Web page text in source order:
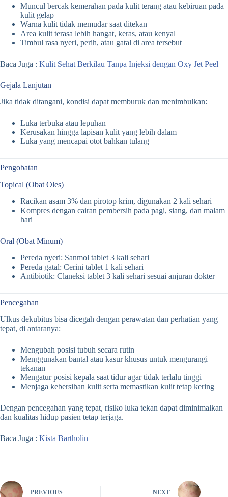
Muncul bercak kemerahan pada kulit terang atau kebiruan pada
kulit gelap
Warna kulit tidak memudar saat ditekan
Area kulit terasa lebih hangat, keras, atau kenyal
Timbul rasa nyeri, perih, atau gatal di area tersebut
Baca Juga : Kulit Sehat Berkilau Tanpa Injeksi dengan Oxy Jet Peel
Gejala Lanjutan
Jika tidak ditangani, kondisi dapat memburuk dan menimbulkan:
Luka terbuka atau lepuhan
Kerusakan hingga lapisan kulit yang lebih dalam
Luka yang mencapai otot bahkan tulang
Pengobatan
Topical (Obat Oles)
Racikan asam 3% dan pirotop krim, digunakan 2 kali sehari
Kompres dengan cairan pembersih pada pagi, siang, dan malam
hari
Oral (Obat Minum)
Pereda nyeri: Sanmol tablet 3 kali sehari
Pereda gatal: Cerini tablet 1 kali sehari
Antibiotik: Claneksi tablet 3 kali sehari sesuai anjuran dokter
Pencegahan
Ulkus dekubitus bisa dicegah dengan perawatan dan perhatian yang
tepat, di antaranya:
Mengubah posisi tubuh secara rutin
Menggunakan bantal atau kasur khusus untuk mengurangi
tekanan
Mengatur posisi kepala saat tidur agar tidak terlalu tinggi
Menjaga kebersihan kulit serta memastikan kulit tetap kering
Dengan pencegahan yang tepat, risiko luka tekan dapat diminimalkan
dan kualitas hidup pasien tetap terjaga.
Baca Juga : Kista Bartholin
PREVIOUS NEXT